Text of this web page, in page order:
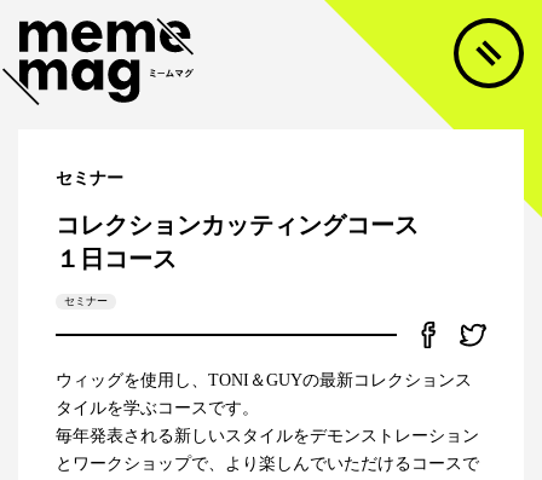
セミナー
コレクションカッティングコース
１日コース
セミナー
ウィッグを使用し、TONI＆GUYの最新コレクションス
タイルを学ぶコースです。
毎年発表される新しいスタイルをデモンストレーション
とワークショップで、より楽しんでいただけるコースで